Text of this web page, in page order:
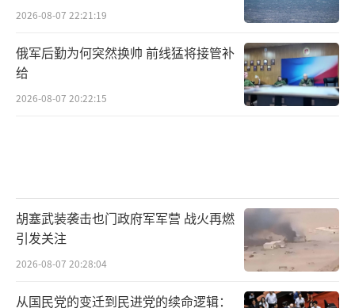
2026-08-07 22:21:19
俄军后勤为何突然换帅 前线猛将接管补
给
2026-08-07 20:22:15
胡塞武装袭击也门政府军军营 战火再燃
引发关注
2026-08-07 20:28:04
从国民党的变迁到民进党的续命逻辑：